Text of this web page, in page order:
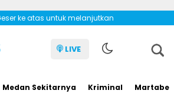
ke atas untuk melanjutkan
LIVE
Medan Sekitarnya Kriminal Martabe